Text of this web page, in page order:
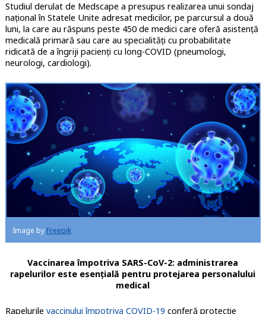
Studiul derulat de Medscape a presupus realizarea unui sondaj
naţional în Statele Unite adresat medicilor, pe parcursul a două
luni, la care au răspuns peste 450 de medici care oferă asistenţă
medicală primară sau care au specialităţi cu probabilitate
ridicată de a îngriji pacienţi cu long-COVID (pneumologi,
neurologi, cardiologi).
Image by Freepik
Vaccinarea împotriva SARS-CoV-2: administrarea
rapelurilor este esenţială pentru protejarea personalului
medical
Rapelurile vaccinului împotriva COVID-19 conferă protecţie